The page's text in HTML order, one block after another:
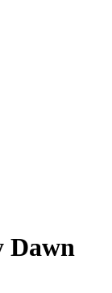
Dawn